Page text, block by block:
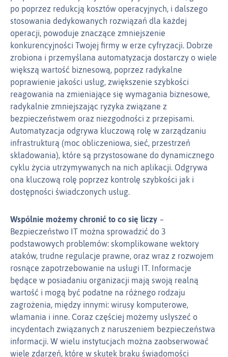
po poprzez redukcją kosztów operacyjnych, i dalszego
stosowania dedykowanych rozwiązań dla każdej
operacji, powoduje znaczące zmniejszenie
konkurencyjności Twojej firmy w erze cyfryzacji. Dobrze
zrobiona i przemyślana automatyzacja dostarczy o wiele
większą wartość biznesową, poprzez radykalne
poprawienie jakości usług, zwiększenie szybkości
reagowania na zmieniające się wymagania biznesowe,
radykalnie zmniejszając ryzyka związane z
bezpieczeństwem oraz niezgodności z przepisami.
Automatyzacja odgrywa kluczową rolę w zarządzaniu
infrastrukturą (moc obliczeniowa, sieć, przestrzeń
składowania), które są przystosowane do dynamicznego
cyklu życia utrzymywanych na nich aplikacji. Odgrywa
ona kluczową rolę poprzez kontrolę szybkości jak i
dostępności świadczonych usług.
Wspólnie możemy chronić to co się liczy
Bezpieczeństwo IT można sprowadzić do 3
podstawowych problemów: skomplikowane wektory
ataków, trudne regulacje prawne, oraz wraz z rozwojem
rosnące zapotrzebowanie na usługi IT. Informacje
będące w posiadaniu organizacji mają swoją realną
wartość i mogą być podatne na różnego rodzaju
zagrożenia, między innymi: wirusy komputerowe,
włamania i inne. Coraz częściej możemy usłyszeć o
incydentach związanych z naruszeniem bezpieczeństwa
informacji. W wielu instytucjach można zaobserwować
wiele zdarzeń, które w skutek braku świadomości